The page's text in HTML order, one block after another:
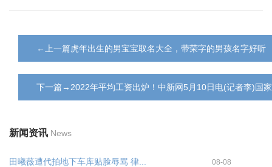
←上一篇虎年出生的男宝宝取名大全，带荣字的男孩名字好听
下一篇→2022年平均工资出炉！中新网5月10日电(记者李)国
新闻资讯 News
田曦薇遭代拍地下车库贴脸辱骂 律... 08-08